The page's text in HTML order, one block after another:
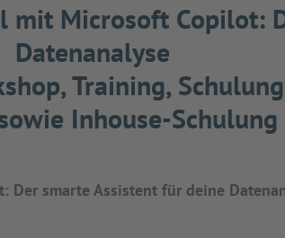
Microsoft Copilot:
Datenanalyse
Training,
Inhouse-
smarte Assistent für deine